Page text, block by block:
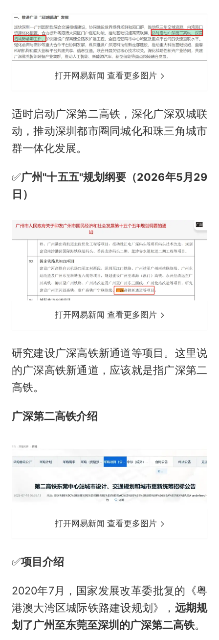
打开网易新闻 查看更多图片
适时启动广深第二高铁，深化广深双城联
动，推动深圳都市圈同城化和珠三角城市
群一体化发展。
✅️广州"十五五"规划纲要（2026年5月29
日）
打开网易新闻 查看更多图片
研究建设广深高铁新通道等项目。这里说
的广深高铁新通道，应该就是指广深第二
高铁。
广深第二高铁介绍
打开网易新闻 查看更多图片
✅️项目介绍
2020年7月，国家发展改革委批复的《粤
港澳大湾区城际铁路建设规划》， 远期规
划了广州至东莞至深圳的广深第二高铁。